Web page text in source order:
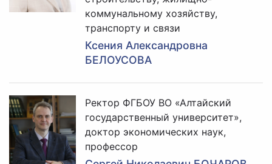
коммунальному хозяйству,
транспорту и связи
Ксения Александровна
БЕЛОУСОВА
Ректор ФГБОУ ВО «Алтайский
государственный университет»,
доктор экономических наук,
профессор